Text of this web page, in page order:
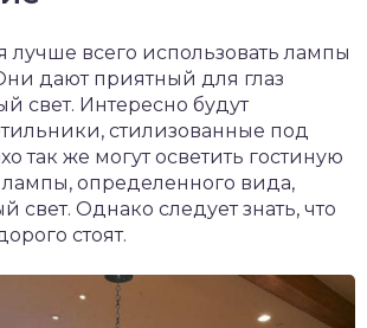
всего использовать лампы
дают приятный для глаз
свет. Интересно будут
стилизованные под
так же могут осветить гостиную
определенного вида,
свет. Однако следует знать, что
стоят.